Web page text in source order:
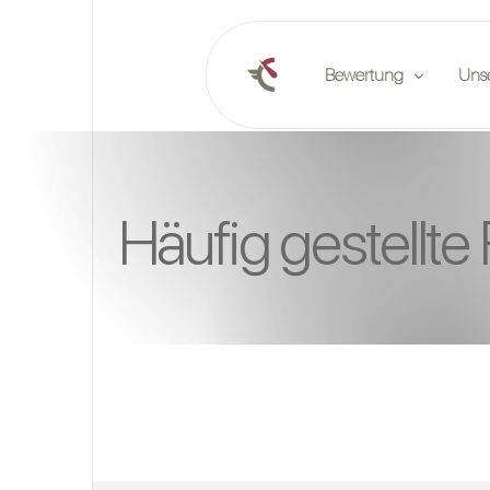
Bewertung
Planen Sie eine
Marktberichte
Häufig gestellte